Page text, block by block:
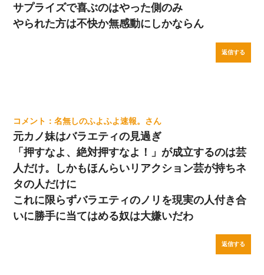
サプライズで喜ぶのはやった側のみ
やられた方は不快か無感動にしかならん
返信する
名無しのふよふよ速報。
元カノ妹はバラエティの見過ぎ
「押すなよ、絶対押すなよ！」が成立するのは芸
人だけ。しかもほんらいリアクション芸が持ちネ
タの人だけに
これに限らずバラエティのノリを現実の人付き合
いに勝手に当てはめる奴は大嫌いだわ
返信する